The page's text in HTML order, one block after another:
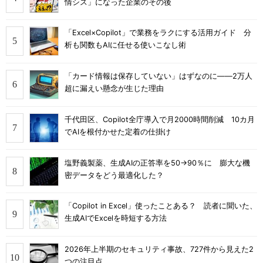
情シス」になった企業のその後
「Excel×Copilot」で業務をラクにする活用ガイド 分
析も関数もAIに任せる使いこなし術
「カード情報は保存していない」はずなのに――2万人
超に漏えい懸念が生じた理由
千代田区、Copilot全庁導入で月2000時間削減 10カ月
でAIを根付かせた定着の仕掛け
塩野義製薬、生成AIの正答率を50→90％に 膨大な機
密データをどう最適化した？
「Copilot in Excel」使ったことある？ 読者に聞いた、
生成AIでExcelを時短する方法
2026年上半期のセキュリティ事故、727件から見えた2